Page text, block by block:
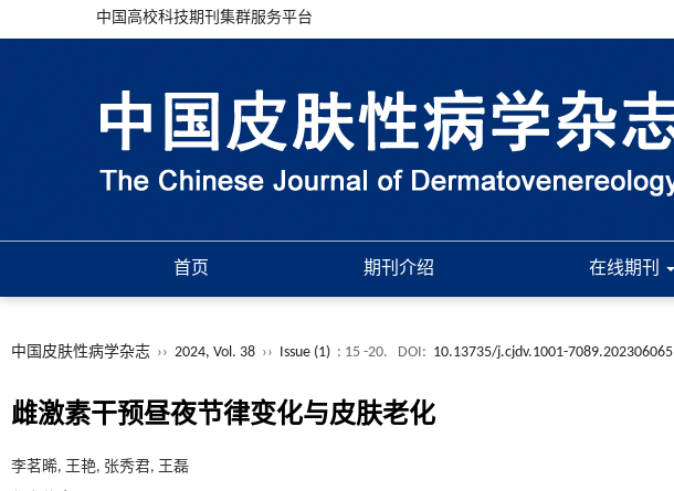
中国高校科技期刊集群服务平台
首页 期刊介绍 在线期刊
中国皮肤性病学杂志 ›› 2024, Vol. 38 ›› Issue (1) : 15 -20. DOI: 10.13735/j.cjdv.1001-7089.202306065
雌激素干预昼夜节律变化与皮肤老化
李茗晞, 王艳, 张秀君, 王磊